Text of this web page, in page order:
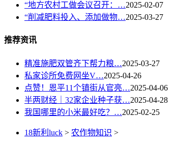
“地方农村工做会议召开：…2025-02-07
“削减肥料投入、添加做物…2025-03-27
推荐资讯
精准施肥双管齐下帮力粮…2025-03-27
私家诊所免费网坐V…2025-04-26
点赞！恩平11个镇街从官亮…2025-04-06
半两财经｜32家企业种子获…2025-04-28
我国哪里的小米最好吃？…2025-02-25
18新利luck > 农作物知识 >